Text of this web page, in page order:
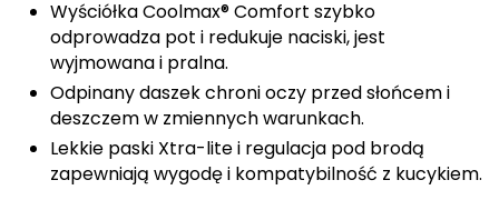
Deuter
Dolomite
EISBAR
Wyściółka Coolmax® Comfort szybko
odprowadza pot i redukuje naciski, jest
wyjmowana i pralna.
Odpinany daszek chroni oczy przed słońcem i
deszczem w zmiennych warunkach.
Lekkie paski Xtra-lite i regulacja pod brodą
zapewniają wygodę i kompatybilność z kucykiem.